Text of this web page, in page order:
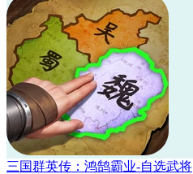
三国群英传：鸿鹄霸业-自选武将